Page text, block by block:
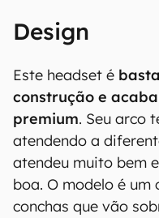
Design
Este headset é
construção e
premium. Seu arco
atendendo a
atendeu muito bem
boa. O modelo é um
conchas que vão